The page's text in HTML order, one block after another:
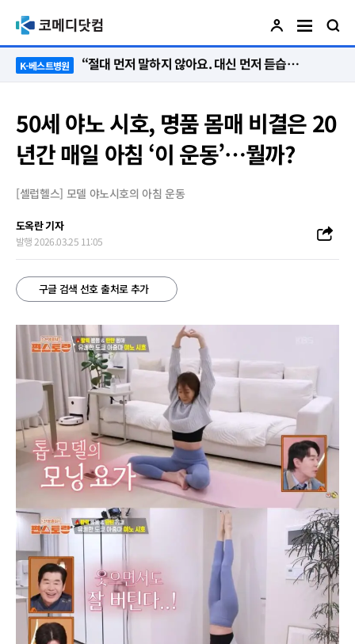
K-베스트병원 “절대 먼저 말하지 않아요. 대신 먼저 듣습니다”
50세 야노 시호, 명품 몸매 비결은 20
년간 매일 아침 ‘이 운동’…뭘까?
[셀럽헬스] 모델 야노시호의 아침 운동
도옥란 기자
발행 2026.03.25 11:05
구글 검색 선호 출처로 추가